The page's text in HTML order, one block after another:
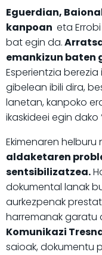
Eguerdian,
kanpoan eta
bat egin da.
emankizun baten
Esperientzia
gibelean ibili dira,
lanetan, kanpoko
ikaskideei egin dako
Ekimenaren
aldaketaren
sentsibilizatzea.
dokumental lanak
aurkezpenak
harremanak garatu
Komunikazi
saioak, dokumentu